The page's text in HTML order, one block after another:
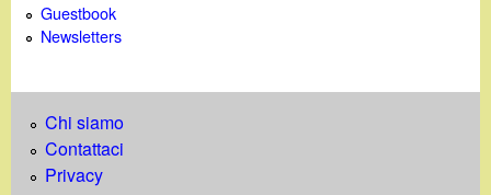
Guestbook
Newsletters
Chi siamo
Contattaci
Privacy